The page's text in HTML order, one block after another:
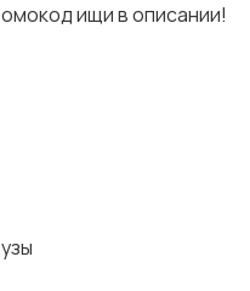
ищи в описании!